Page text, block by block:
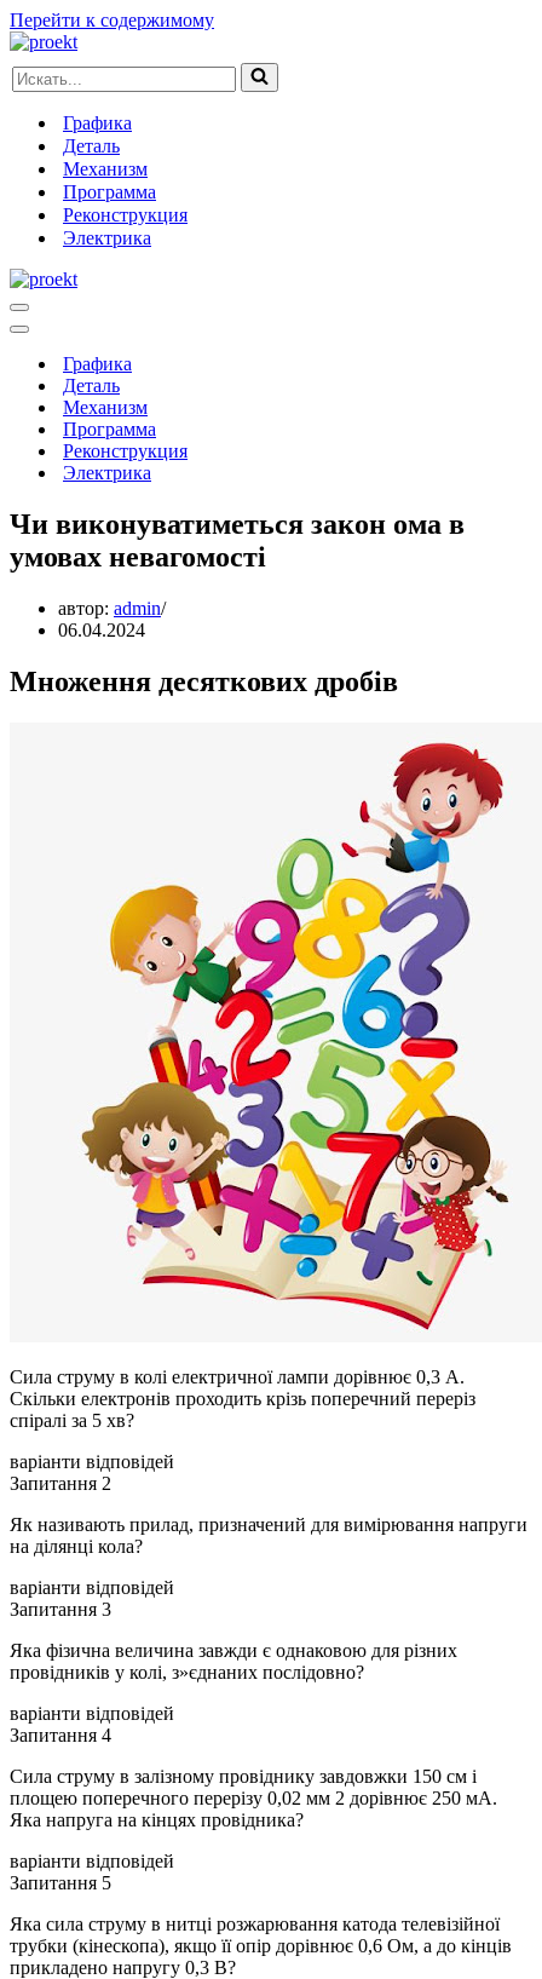
Перейти к содержимому
Искать...
Графика
Деталь
Механизм
Программа
Реконструкция
Электрика
Меню
навигации
Меню
навигацииГрафика
Деталь
Механизм
Программа
Реконструкция
Электрика
Чи виконуватиметься закон ома в
умовах невагомості
автор: admin
06.04.2024
Множення десяткових дробів
Сила струму в колі електричної лампи дорівнює 0,3 А.
Скільки електронів проходить крізь поперечний переріз
спіралі за 5 хв?
варіанти відповідей
Запитання 2
Як називають прилад, призначений для вимірювання напруги
на ділянці кола?
варіанти відповідей
Запитання 3
Яка фізична величина завжди є однаковою для різних
провідників у колі, з»єднаних послідовно?
варіанти відповідей
Запитання 4
Сила струму в залізному провіднику завдовжки 150 см і
площею поперечного перерізу 0,02 мм 2 дорівнює 250 мА.
Яка напруга на кінцях провідника?
варіанти відповідей
Запитання 5
Яка сила струму в нитці розжарювання катода телевізійної
трубки (кінескопа), якщо її опір дорівнює 0,6 Ом, а до кінців
прикладено напругу 0,3 В?